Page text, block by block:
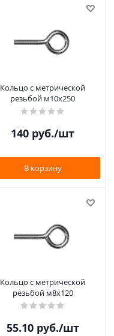
Кольцо с метрической
резьбой м10х250
140 руб./шт
В корзину
Кольцо с метрической
резьбой м8х120
55.10руб./шт